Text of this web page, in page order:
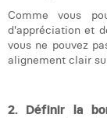
Lotte Vranckx
Lucas Taels
Comme vous
d'appréciation et
vous ne pouvez
alignement clair
2. Définir la